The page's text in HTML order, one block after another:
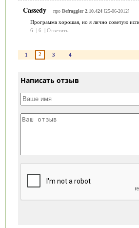
Cassedy про Defraggler 2.10.424[25-06-2012]
Программа хорошая, но я лично советую
6
| 6 | Ответить
1 2 3 4
Написать отзыв